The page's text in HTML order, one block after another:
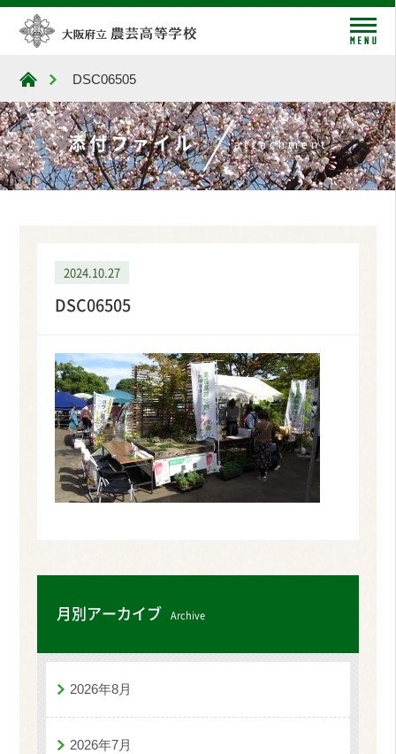
大阪府立農芸高等学校
DSC06505
添付ファイル attachment
2024.10.27
DSC06505
月別アーカイブ Archive
2026年8月
2026年7月